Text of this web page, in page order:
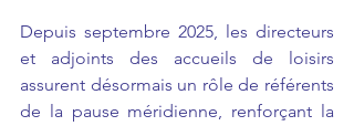
Depuis septembre 2025, les directeurs
et adjoints des accueils de loisirs
assurent désormais un rôle de référents
de la pause méridienne, renforçant la